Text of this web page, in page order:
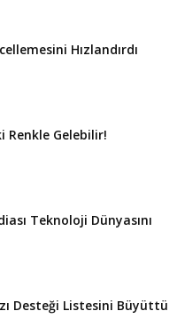
Hızlandırdı
Renkle Gelebilir!
Teknoloji Dünyasını
Desteği Listesini Büyüttü